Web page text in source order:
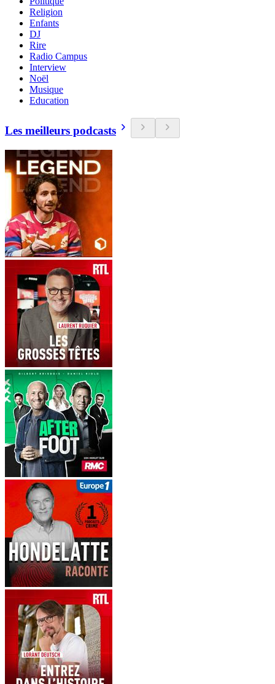
Religion
Enfants
DJ
Rire
Radio Campus
Interview
Noël
Musique
Education
Les meilleurs podcasts